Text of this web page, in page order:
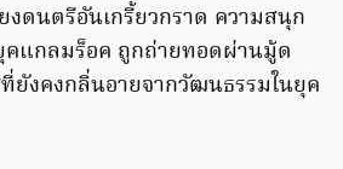
งดนตรีอันเกรี้ยวกราด ความสนุก
คแกลมร็อค ถูกถ่ายทอดผ่านมู้ด
ยังคงกลิ่นอายจากวัฒนธรรมในยุค